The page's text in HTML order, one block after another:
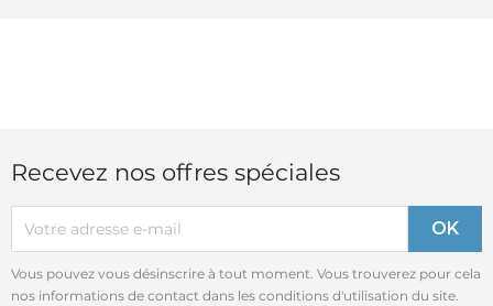
Recevez nos offres spéciales
Vous pouvez vous désinscrire à tout moment. Vous trouverez pour cela
nos informations de contact dans les conditions d'utilisation du site.